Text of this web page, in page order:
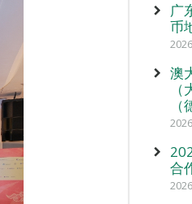
广
币
澳
合